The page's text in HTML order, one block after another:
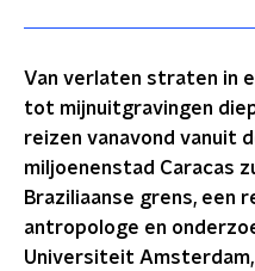
Van verlaten straten in
tot mijnuitgravingen
reizen vanavond vanuit
miljoenenstad Caracas
Braziliaanse grens, een
antropologe en
Universiteit